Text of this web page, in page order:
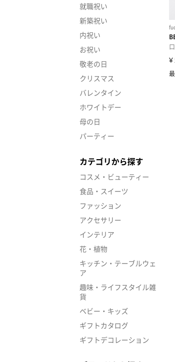
就職祝い
新築祝い
内祝い
お祝い
敬老の日
クリスマス
バレンタイン
ホワイトデー
母の日
パーティー
カテゴリから探す
コスメ・ビューティー
食品・スイーツ
ファッション
アクセサリー
インテリア
花・植物
キッチン・テーブルウェ
ア
趣味・ライフスタイル雑
貨
ベビー・キッズ
ギフトカタログ
ギフトデコレーション